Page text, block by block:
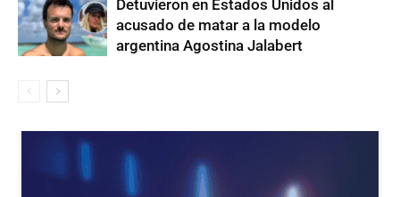
Detuvieron en Estados Unidos al
acusado de matar a la modelo
argentina Agostina Jalabert